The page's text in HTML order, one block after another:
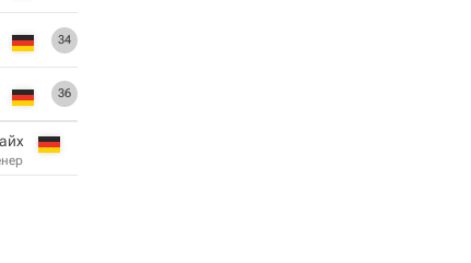
34
36